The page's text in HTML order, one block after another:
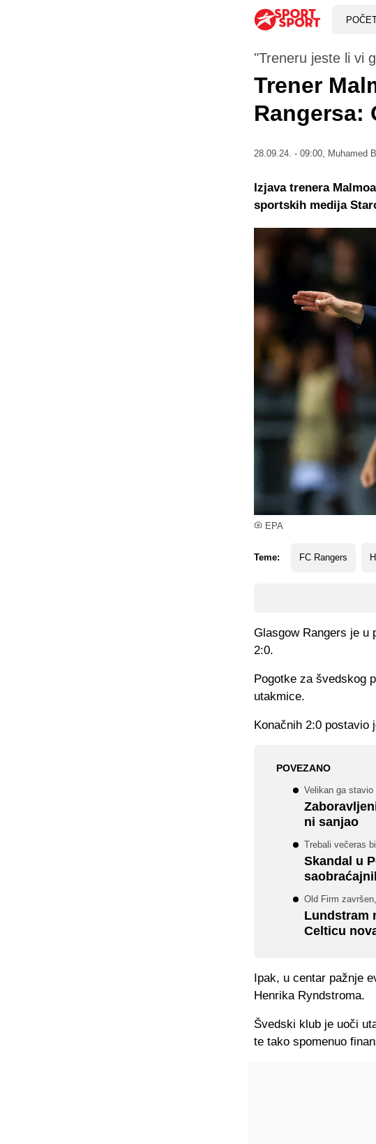
EPA
"Treneru jeste li vi
Trener
Rangersa:
28.09.24. - 09:00, Muhamed
Teme: FC Rangers
Izjava trenera
sportskih medija
Glasgow Rangers je u
2:0.
Pogotke za švedskog
utakmice.
Konačnih 2:0 postavio
POVEZANO
Velikan ga stavio
ni sanjao
Trebali večeras
Skandal u
Old Firm
Lundstram
Celticu
Ipak, u centar pažnje
Henrika Ryndstroma.
Švedski klub je uoči
te tako spomenuo